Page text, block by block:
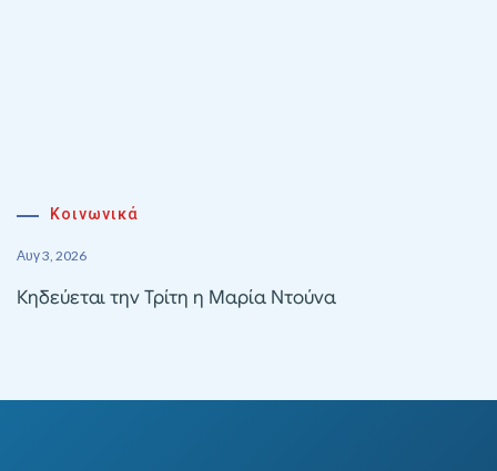
Κοινωνικά
Αυγ 3, 2026
Κηδεύεται την Τρίτη η Μαρία Ντούνα